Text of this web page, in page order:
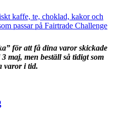
för att få dina varor skickade
maj, men beställ så tidigt som
varor i tid.